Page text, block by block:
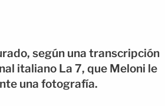
según una transcripción
italiano La 7, que Meloni le
una fotografía.